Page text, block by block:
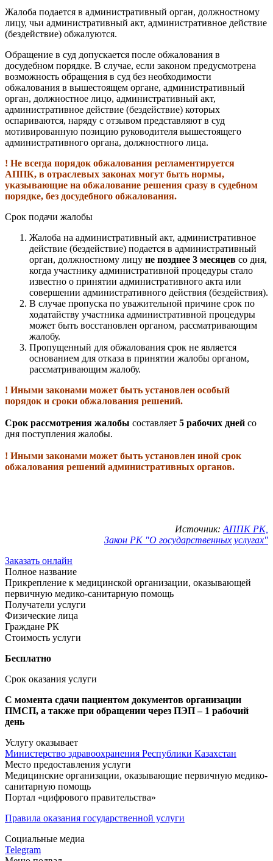
Жалоба подается в административный орган, должностному
лицу, чьи административный акт, административное действие
(бездействие) обжалуются.
Обращение в суд допускается после обжалования в
досудебном порядке. В случае, если законом предусмотрена
возможность обращения в суд без необходимости
обжалования в вышестоящем органе, административный
орган, должностное лицо, административный акт,
административное действие (бездействие) которых
оспариваются, наряду с отзывом представляют в суд
мотивированную позицию руководителя вышестоящего
административного органа, должностного лица.
! Не всегда порядок обжалования регламентируется
АППК, в отраслевых законах могут быть нормы,
указывающие на обжалование решения сразу в судебном
порядке, без досудебного обжалования.
Срок подачи жалобы
Жалоба на административный акт, административное
действие (бездействие) подается в административный
орган, должностному лицу не позднее 3 месяцев со дня,
когда участнику административной процедуры стало
известно о принятии административного акта или
совершении административного действия (бездействия).
В случае пропуска по уважительной причине срок по
ходатайству участника административной процедуры
может быть восстановлен органом, рассматривающим
жалобу.
Пропущенный для обжалования срок не является
основанием для отказа в принятии жалобы органом,
рассматривающим жалобу.
! Иными законами может быть установлен особый
порядок и сроки обжалования решений.
Срок рассмотрения жалобы составляет 5 рабочих дней со
дня поступления жалобы.
! Иными законами может быть установлен иной срок
обжалования решений административных органов.
Источник: АППК РК,
Закон РК "О государственных услугах"
Заказать онлайн
Полное название
Прикрепление к медицинской организации, оказывающей
первичную медико-санитарную помощь
Получатели услуги
Физические лица
Граждане РК
Стоимость услуги
Бесплатно
Срок оказания услуги
С момента сдачи пациентом документов организации
ПМСП, а также при обращении через ПЭП – 1 рабочий
день
Услугу оказывает
Министерство здравоохранения Республики Казахстан
Место предоставления услуги
Медицинские организации, оказывающие первичную медико-
санитарную помощь
Портал «цифрового правительства»
Правила оказания государственной услуги
Социальные медиа
Telegram